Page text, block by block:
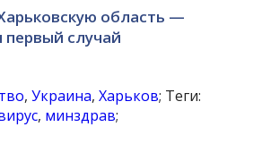
область —
первый случай
,Украина,Харьков; Теги:
, минздрав;